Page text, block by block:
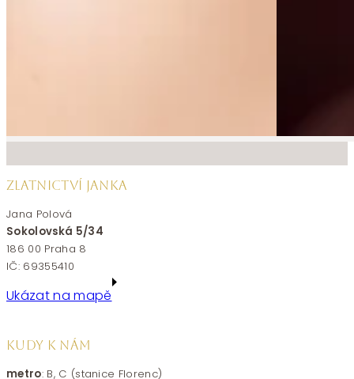
ZLATNICTVÍ JANKA
Jana Polová
Sokolovská 5/34
186 00 Praha 8
IČ: 69355410
Ukázat na mapě
KUDY K NÁM
metro: B, C (stanice Florenc)